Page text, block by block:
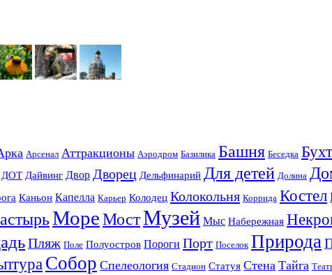
Арсенал Аттракционы Аэродром Базилика Башня Беседка
ДОТ Дайвинг Двор Дворец Дельфинарий Для детей Долина
Каньон Капелла Карьер Колодец Колокольня Коррида Костел
МореМостМузей Мыс Набережная
Пляж Поле Полуостров Пороги Порт Поселок Природа
Собор Спелеология Стадион Статуя Стена Тайга